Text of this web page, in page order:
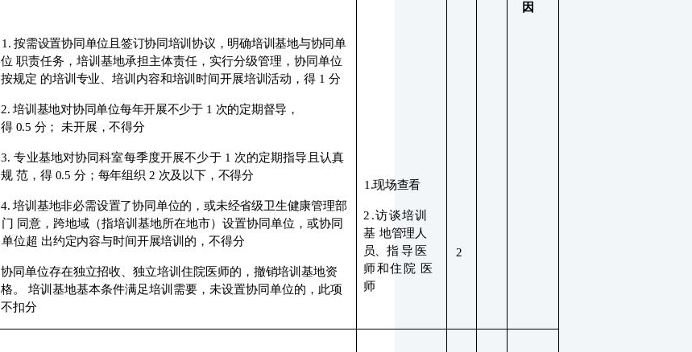
因
1. 按需设置协同单位且签订协同培训协议，明确培训基地与协同单
位 职责任务，培训基地承担主体责任，实行分级管理，协同单位
按规定 的培训专业、培训内容和培训时间开展培训活动，得 1 分
2. 培训基地对协同单位每年开展不少于 1 次的定期督导 ，
得 0.5 分； 未开展，不得分
3. 专业基地对协同科室每季度开展不少于 1 次的定期指导且认真
规 范，得 0.5 分；每年组织 2 次及以下，不得分
4. 培训基地非必需设置了协同单位的，或未经省级卫生健康管理部
门 同意，跨地域（指培训基地所在地市）设置协同单位，或协同
单位超 出约定内容与时间开展培训的，不得分
协同单位存在独立招收、独立培训住院医师的，撤销培训基地资
格。
培训基地基本条件满足培训需要，未设置协同单位的，此项
不扣分
1.现场查看
2.访谈培训
基 地管理人
员、指 导医
师和住院
医
师
2